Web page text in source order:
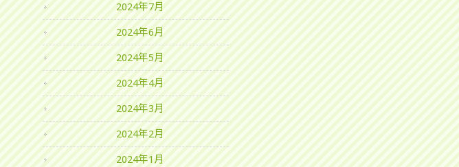
2024年7月
2024年6月
2024年5月
2024年4月
2024年3月
2024年2月
2024年1月